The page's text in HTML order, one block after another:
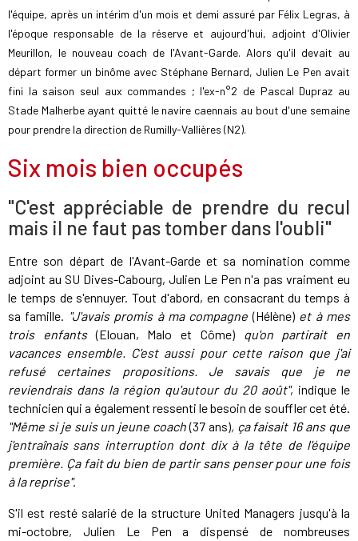
l'équipe, après un intérim d'un mois et demi assuré par Félix Legras, à
l'époque responsable de la réserve et aujourd'hui, adjoint d'Olivier
Meurillon, le nouveau coach de l'Avant-Garde. Alors qu'il devait au
départ former un binôme avec Stéphane Bernard, Julien Le Pen avait
fini la saison seul aux commandes ; l'ex-n°2 de Pascal Dupraz au
Stade Malherbe ayant quitté le navire caennais au bout d'une semaine
pour prendre la direction de Rumilly-Vallières (N2).
Six mois bien occupés
"C'est appréciable de prendre du recul
mais il ne faut pas tomber dans l'oubli"
Entre son départ de l'Avant-Garde et sa nomination comme
adjoint au SU Dives-Cabourg, Julien Le Pen n'a pas vraiment eu
le temps de s'ennuyer. Tout d'abord, en consacrant du temps à
sa famille. "J'avais promis à ma compagne(Hélène)et à mes
trois enfants(Elouan, Malo et Côme)qu'on partirait en
vacances ensemble. C'est aussi pour cette raison que j'ai
refusé certaines propositions. Je savais que je ne
reviendrais dans la région qu'autour du 20 août", indique le
technicien qui a également ressenti le besoin de souffler cet été.
"Même si je suis un jeune coach(37 ans), ça faisait 16 ans que
j'entraînais sans interruption dont dix à la tête de l'équipe
première. Ça fait du bien de partir sans penser pour une fois
à la reprise".
S'il est resté salarié de la structure United Managers jusqu'à la
mi-octobre, Julien Le Pen a dispensé de nombreuses